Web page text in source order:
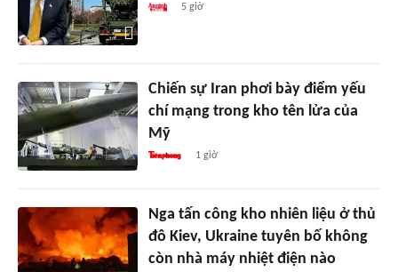
5 giờ
Chiến sự Iran phơi bày điểm yếu
chí mạng trong kho tên lửa của
Mỹ
1 giờ
Nga tấn công kho nhiên liệu ở thủ
đô Kiev, Ukraine tuyên bố không
còn nhà máy nhiệt điện nào